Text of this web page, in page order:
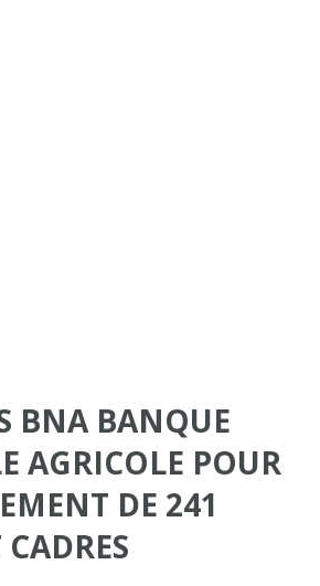
BNA BANQUE
AGRICOLE POUR
DE 241